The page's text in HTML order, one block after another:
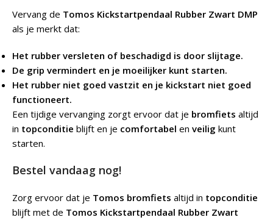
Vervang de Tomos Kickstartpendaal Rubber Zwart DMP
als je merkt dat:
Het rubber versleten of beschadigd is door slijtage.
De grip vermindert en je moeilijker kunt starten.
Het rubber niet goed vastzit en je kickstart niet goed
functioneert.
Een tijdige vervanging zorgt ervoor dat je bromfiets altijd
in topconditie blijft en je comfortabel en veilig kunt
starten.
Bestel vandaag nog!
Zorg ervoor dat je Tomos bromfiets altijd in topconditie
blijft met de Tomos Kickstartpendaal Rubber Zwart